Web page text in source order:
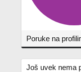
Poruke na
Još uvek nema